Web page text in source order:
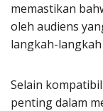
memastikan
oleh audiens
langkah-
Selain
penting dalam